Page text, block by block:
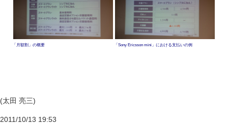
「月額割」の概要 「Sony Ericsson mini」における支払いの例
(太田 亮三)
2011/10/13 19:53